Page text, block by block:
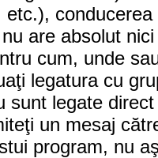
etc.),
are absolut
cum, unde
legatura cu
sunt legate
un mesaj
program, nu